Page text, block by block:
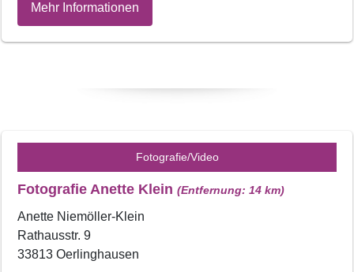
Mehr Informationen
Fotografie/Video
Fotografie Anette Klein (Entfernung: 14 km)
Anette Niemöller-Klein
Rathausstr. 9
33813 Oerlinghausen